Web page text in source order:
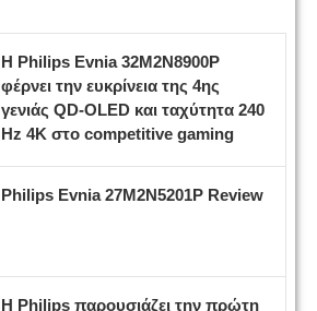
Η Philips Evnia 32M2N8900P
φέρνει την ευκρίνεια της 4ης
γενιάς QD-OLED και ταχύτητα 240
Hz 4K στο competitive gaming
Philips Evnia 27M2N5201P Review
Η Philips παρουσιάζει την πρώτη